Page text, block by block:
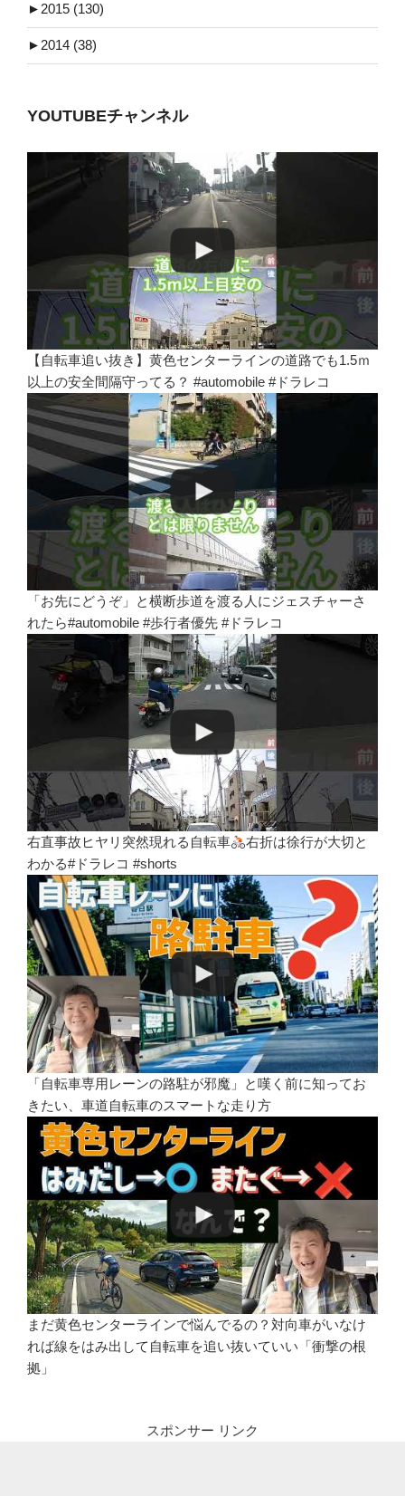
► 2015 (130)
► 2014 (38)
YOUTUBEチャンネル
【自転車追い抜き】黄色センターラインの道路でも1.5ｍ
以上の安全間隔守ってる？ #automobile #ドラレコ
「お先にどうぞ」と横断歩道を渡る人にジェスチャーさ
れたら#automobile #歩行者優先 #ドラレコ
右直事故ヒヤリ突然現れる自転車
右折は徐行が大切と
わかる#ドラレコ #shorts
「自転車専用レーンの路駐が邪魔」と嘆く前に知ってお
きたい、車道自転車のスマートな走り方
まだ黄色センターラインで悩んでるの？対向車がいなけ
れば線をはみ出して自転車を追い抜いていい「衝撃の根
拠」
スポンサー リンク